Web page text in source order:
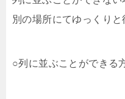
別の場所にてゆっくりと
○列に並ぶことができる